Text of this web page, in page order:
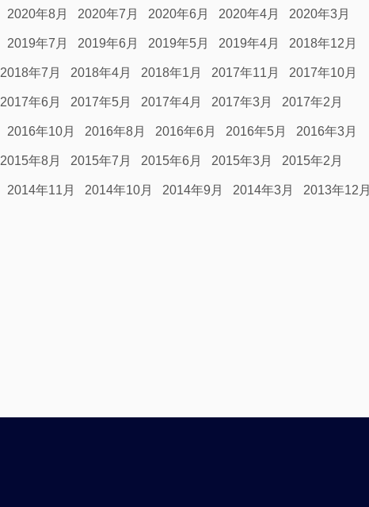
2020年8月 2020年7月 2020年6月 2020年4月 2020年3月
2019年7月 2019年6月 2019年5月 2019年4月 2018年12月
2018年7月 2018年4月 2018年1月 2017年11月 2017年10月
2017年6月 2017年5月 2017年4月 2017年3月 2017年2月
2016年10月 2016年8月 2016年6月 2016年5月 2016年3月
2015年8月 2015年7月 2015年6月 2015年3月 2015年2月
2014年11月 2014年10月 2014年9月 2014年3月 2013年12月